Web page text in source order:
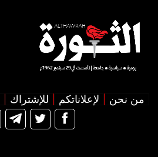
من نحن لإعلاناتكم للإشتراك